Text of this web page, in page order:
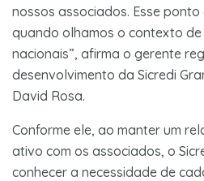
nossos associados. Esse
quando olhamos o contexto
nacionais”, afirma o gerente
desenvolvimento da Sicredi
David Rosa.
Conforme ele, ao manter um
ativo com os associados, o
conhecer a necessidade de